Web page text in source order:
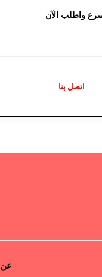
واطلب الآن
اتصل بنا
عن